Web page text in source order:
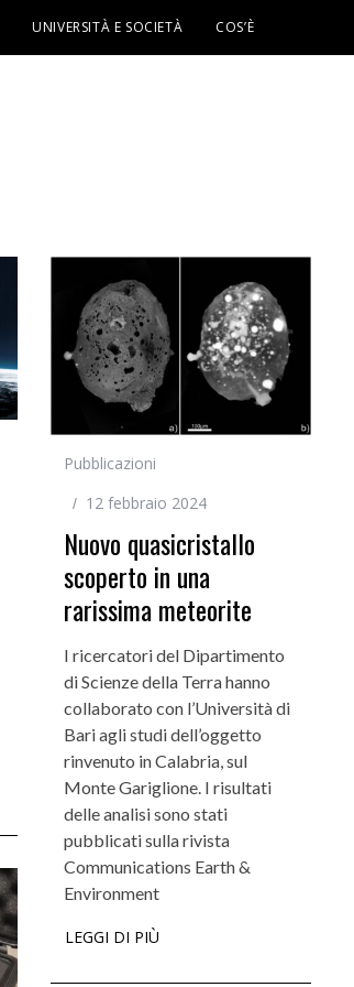
UNIVERSITÀ E SOCIETÀ COS’È
Pubblicazioni
12 febbraio 2024
Nuovo quasicristallo
scoperto in una
rarissima meteorite
I ricercatori del Dipartimento
di Scienze della Terra hanno
collaborato con l’Università di
Bari agli studi dell’oggetto
rinvenuto in Calabria, sul
Monte Gariglione. I risultati
delle analisi sono stati
pubblicati sulla rivista
Communications Earth &
Environment
LEGGI DI PIÙ
Didattica del futuro tra presenza e online: